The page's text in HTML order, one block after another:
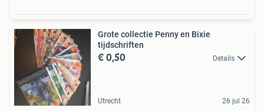
Grote collectie Penny en Bixie
tijdschriften
€ 0,50 Details
Utrecht 26 jul 26